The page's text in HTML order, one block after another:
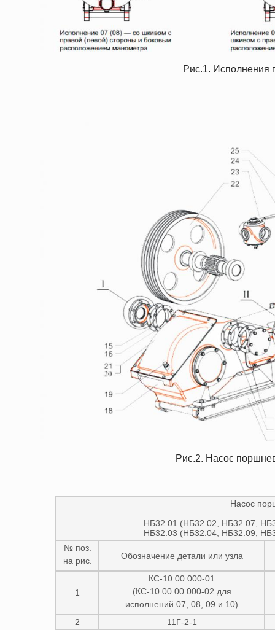
Рис.1.
Рис.2. Насос
Насос
НБ32.01 (НБ32.02, НБ32.07,
НБ32.03 (НБ32.04, НБ32.09,
№ поз.
на рис.
Обозначение детали или узла
1
КС-10.00.000-01
(КС-10.00.00.000-02 для
исполнений 07, 08, 09 и 10)
2
11Г-2-1